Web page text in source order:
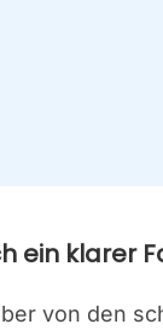
ein kla­rer
von den